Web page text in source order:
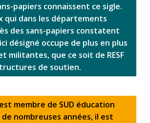
papiers connaissent ce sigle.
qui dans les départements
des sans-papiers constatent
désigné occupe de plus en plus
militantes, que ce soit de RESF
de soutien.
membre de SUD éducation
de nombreuses années, il est